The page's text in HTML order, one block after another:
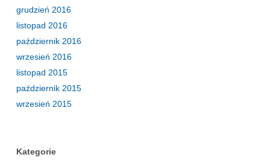
grudzień 2016
listopad 2016
październik 2016
wrzesień 2016
listopad 2015
październik 2015
wrzesień 2015
Kategorie